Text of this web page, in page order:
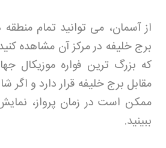
از آسمان، می‌ توانید تمام
برج خلیفه در مرکز آن مشاهده
که بزرگ‌ ترین فواره موزیکال
مقابل برج خلیفه قرار دارد و اگر
ممکن است در زمان پرواز، نمایش
ببینید.